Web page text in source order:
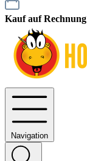
Kauf auf Rechnung
Navigation